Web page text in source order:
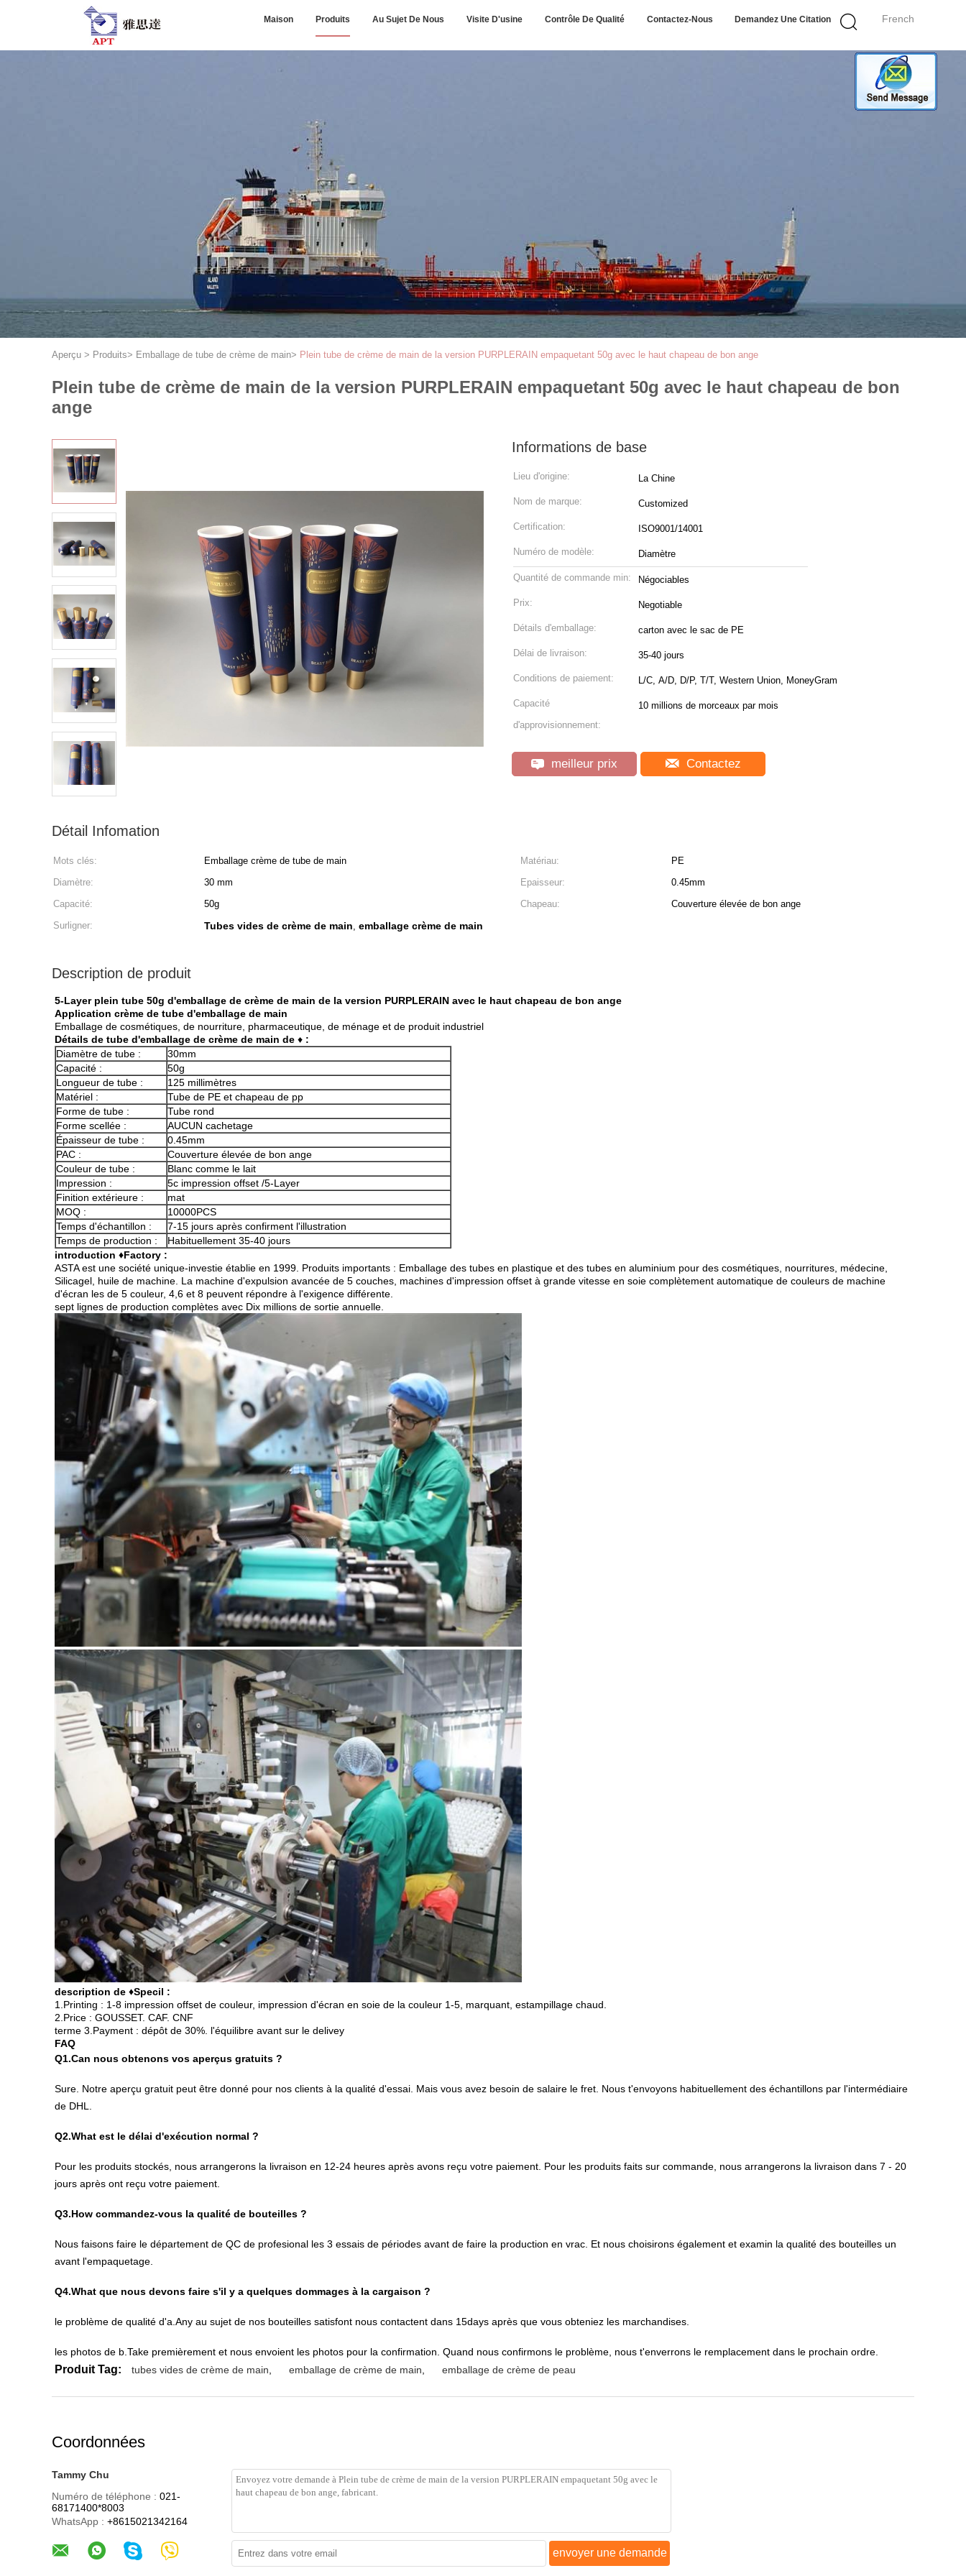
French
Maison Produits Au Sujet De Nous Visite D'usine Contrôle De Qualité Contactez-Nous Demandez Une Citation
Aperçu > Produits> Emballage de tube de crème de main> Plein tube de crème de main de la version PURPLERAIN empaquetant 50g avec le haut chapeau de bon ange
Plein tube de crème de main de la version PURPLERAIN empaquetant 50g avec le haut chapeau de bon
ange
Informations de base
Lieu d'origine: La Chine
Nom de marque: Customized
Certification: ISO9001/14001
Numéro de modèle: Diamètre
Quantité de commande min: Négociables
Prix: Negotiable
Détails d'emballage: carton avec le sac de PE
Délai de livraison: 35-40 jours
Conditions de paiement: L/C, A/D, D/P, T/T, Western Union, MoneyGram
Capacité
d'approvisionnement:
10 millions de morceaux par mois
meilleur prix Contactez
Détail Infomation
Mots clés: Emballage crème de tube de main Matériau:
PE
Diamètre:
30 mm Epaisseur:
0.45mm
Capacité:
50g Chapeau:
Couverture élevée de bon ange
Surligner:
Tubes vides de crème de main, emballage crème de main
Description de produit
5-Layer plein tube 50g d'emballage de crème de main de la version PURPLERAIN avec le haut chapeau de bon ange
Application crème de tube d'emballage de main
Emballage de cosmétiques, de nourriture, pharmaceutique, de ménage et de produit industriel
Détails de tube d'emballage de crème de main de ♦ :
Diamètre de tube :
30mm
Capacité :
50g
Longueur de tube :
125 millimètres
Matériel :
Tube de PE et chapeau de pp
Forme de tube :
Tube rond
Forme scellée :
AUCUN cachetage
Épaisseur de tube :
0.45mm
PAC :
Couverture élevée de bon ange
Couleur de tube :
Blanc comme le lait
Impression :
5c impression offset /5-Layer
Finition extérieure :
mat
MOQ :
10000PCS
Temps d'échantillon :
7-15 jours après confirment l'illustration
Temps de production :
Habituellement 35-40 jours
introduction ♦Factory :
ASTA est une société unique-investie établie en 1999. Produits importants : Emballage des tubes en plastique et des tubes en aluminium pour des cosmétiques, nourritures, médecine,
Silicagel, huile de machine. La machine d'expulsion avancée de 5 couches, machines d'impression offset à grande vitesse en soie complètement automatique de couleurs de machine
d'écran les de 5 couleur, 4,6 et 8 peuvent répondre à l'exigence différente.
sept lignes de production complètes avec Dix millions de sortie annuelle.
description de ♦Specil :
1.Printing : 1-8 impression offset de couleur, impression d'écran en soie de la couleur 1-5, marquant, estampillage chaud.
2.Price : GOUSSET. CAF. CNF
terme 3.Payment : dépôt de 30%. l'équilibre avant sur le delivey
FAQ
Q1.Can nous obtenons vos aperçus gratuits ?
Sure. Notre aperçu gratuit peut être donné pour nos clients à la qualité d'essai. Mais vous avez besoin de salaire le fret. Nous t'envoyons habituellement des échantillons par l'intermédiaire
de DHL.
Q2.What est le délai d'exécution normal ?
Pour les produits stockés, nous arrangerons la livraison en 12-24 heures après avons reçu votre paiement. Pour les produits faits sur commande, nous arrangerons la livraison dans 7 - 20
jours après ont reçu votre paiement.
Q3.How commandez-vous la qualité de bouteilles ?
Nous faisons faire le département de QC de profesional les 3 essais de périodes avant de faire la production en vrac. Et nous choisirons également et examin la qualité des bouteilles un
avant l'empaquetage.
Q4.What que nous devons faire s'il y a quelques dommages à la cargaison ?
le problème de qualité d'a.Any au sujet de nos bouteilles satisfont nous contactent dans 15days après que vous obteniez les marchandises.
les photos de b.Take premièrement et nous envoient les photos pour la confirmation. Quand nous confirmons le problème, nous t'enverrons le remplacement dans le prochain ordre.
Produit Tag: tubes vides de crème de main emballage de crème de main emballage de crème de peau
Coordonnées
Tammy Chu
Numéro de téléphone : 021-
68171400*8003
WhatsApp : +8615021342164
envoyer une demande